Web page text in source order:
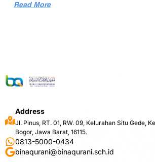
Read More
Address
Jl. Pinus, RT. 01, RW. 09, Kelurahan Situ Gede,
Bogor, Jawa Barat, 16115.
0813-5000-0434
binaqurani@binaqurani.sch.id